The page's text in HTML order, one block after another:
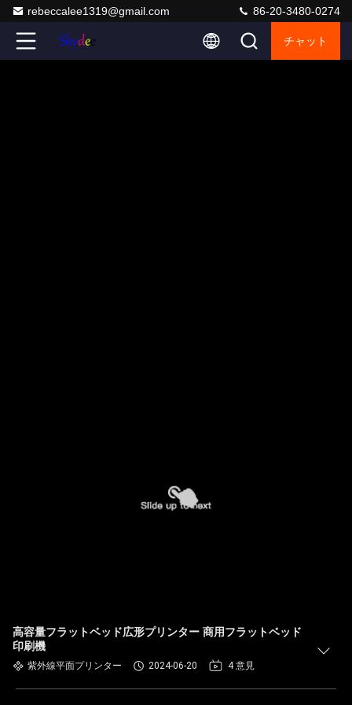
rebeccalee1319@gmail.com 86-20-3480-0274
チャット
高容量フラットベッド広形プリンター 商用フラットベッド
印刷機
紫外線平面プリンター 2024-06-20 4 意見